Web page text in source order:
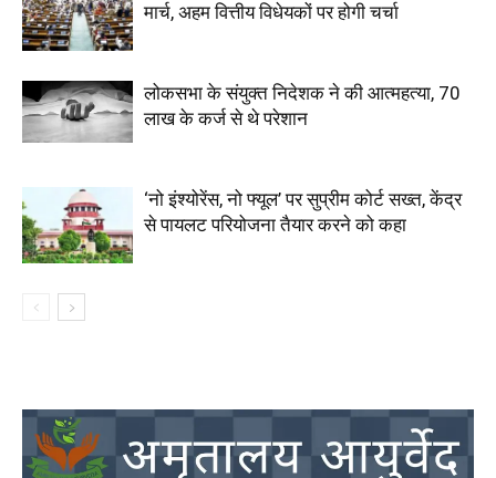
मार्च, अहम वित्तीय विधेयकों पर होगी चर्चा
लोकसभा के संयुक्त निदेशक ने की आत्महत्या, 70
लाख के कर्ज से थे परेशान
‘नो इंश्योरेंस, नो फ्यूल’ पर सुप्रीम कोर्ट सख्त, केंद्र
से पायलट परियोजना तैयार करने को कहा